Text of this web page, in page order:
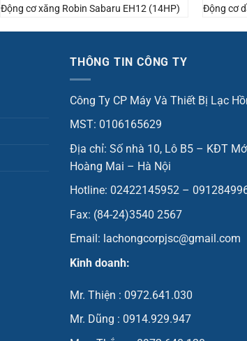
Động cơ xăng Robin Sabaru EH12 (14HP) Động cơ
THÔNG TIN CÔNG TY
Công Ty CP Máy Và Thiết Bị Lạc
MST: 0106165629
Địa chỉ: Số nhà 10, Lô B5 – KĐT
Hoàng Mai – Hà Nội
Hotline: 02422145952 –
Fax: (84-24)3540 2567
Email: lachongcorpjsc@gmail.com
Kinh doanh:
Mr. Thiện : 0972.641.030
Mr. Dũng : 0914.929.947